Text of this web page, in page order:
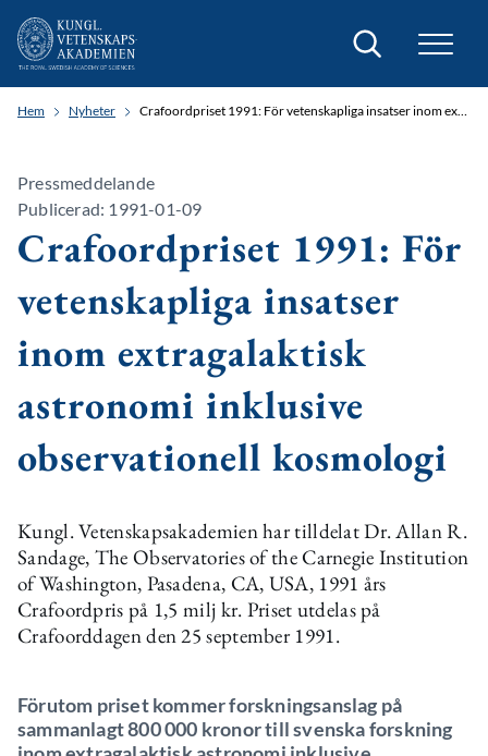
Sök
Hem Nyheter Crafoordpriset 1991: För vetenskapliga insatser inom extragalaktisk astronomi inklusive observationell kosmologi
Pressmeddelande
Publicerad: 1991-01-09
Crafoordpriset 1991: För
vetenskapliga insatser
inom extragalaktisk
astronomi inklusive
observationell kosmologi
Kungl. Vetenskapsakademien har tilldelat Dr. Allan R.
Sandage, The Observatories of the Carnegie Institution
of Washington, Pasadena, CA, USA, 1991 års
Crafoordpris på 1,5 milj kr. Priset utdelas på
Crafoorddagen den 25 september 1991.
Förutom priset kommer forskningsanslag på
sammanlagt 800 000 kronor till svenska forskning